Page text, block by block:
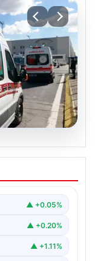
1 Ölü, 1
arasında▲ +0.05%
▲ +0.20%
▲ +1.11%